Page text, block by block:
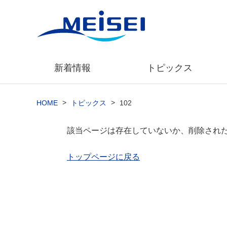
新着情報 トピックス
HOME > トピックス > 102
該当ページは存在していないか、削除され
トップページに戻る